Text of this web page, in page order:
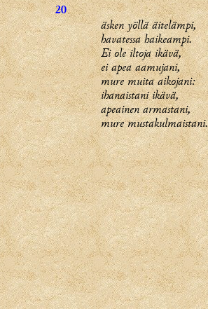
20
äsken yöllä äitelämpi,
havatessa haikeampi.
Ei ole iltoja ikävä,
ei apea aamujani,
mure muita aikojani:
ihanaistani ikävä,
apeainen armastani,
mure mustakulmaistani.